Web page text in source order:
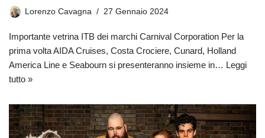
Lorenzo Cavagna 27 Gennaio 2024
Importante vetrina ITB dei marchi Carnival Corporation Per la
prima volta AIDA Cruises, Costa Crociere, Cunard, Holland
America Line e Seabourn si presenteranno insieme in… Leggi
tutto »